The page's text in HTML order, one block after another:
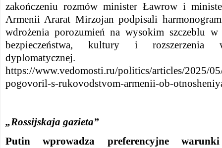
zakończeniu rozmów minister Ławrow i
Armenii Ararat Mirzojan podpisali
wdrożenia porozumień na wysokim szczeblu w
bezpieczeństwa, kultury i rozszerzenia
dyplomatycznej.
https://www.vedomosti.ru/politics/articles/2025/
pogovoril-s-rukovodstvom-armenii-ob-
„Rossijskaja gazieta”
Putin wprowadza preferencyjne